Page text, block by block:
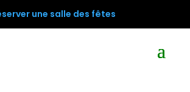
une salle des fêtes